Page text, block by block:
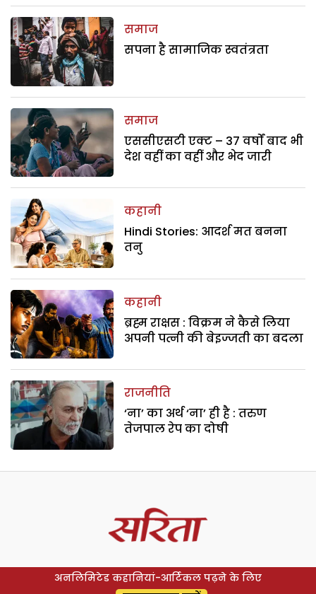
समाज
सपना है सामाजिक स्वतंत्रता
समाज
एससीएसटी एक्ट – 37 वर्षों बाद भी
देश वहीं का वहीं और भेद जारी
कहानी
Hindi Stories: आदर्श मत बनना
तनु
कहानी
ब्रह्म राक्षस : विक्रम ने कैसे लिया
अपनी पत्नी की बेइज्जती का बदला
राजनीति
‘ना’ का अर्थ ‘ना’ ही है : तरुण
तेजपाल रेप का दोषी
अनलिमिटेड कहानियां-आर्टिकल पढ़ने के लिए